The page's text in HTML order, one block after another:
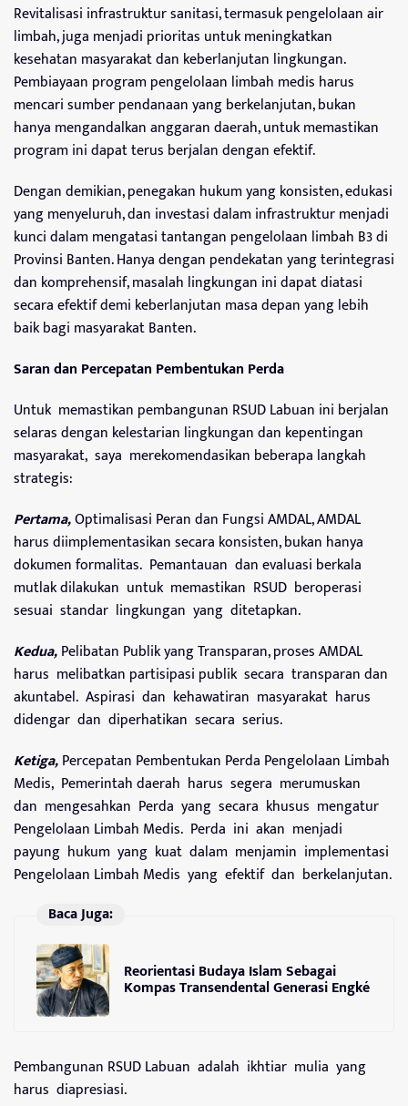
Revitalisasi infrastruktur sanitasi, termasuk pengelolaan air
limbah, juga menjadi prioritas untuk meningkatkan
kesehatan masyarakat dan keberlanjutan lingkungan.
Pembiayaan program pengelolaan limbah medis harus
mencari sumber pendanaan yang berkelanjutan, bukan
hanya mengandalkan anggaran daerah, untuk memastikan
program ini dapat terus berjalan dengan efektif.
Dengan demikian, penegakan hukum yang konsisten, edukasi
yang menyeluruh, dan investasi dalam infrastruktur menjadi
kunci dalam mengatasi tantangan pengelolaan limbah B3 di
Provinsi Banten. Hanya dengan pendekatan yang terintegrasi
dan komprehensif, masalah lingkungan ini dapat diatasi
secara efektif demi keberlanjutan masa depan yang lebih
baik bagi masyarakat Banten.
Saran dan Percepatan Pembentukan Perda
Untuk memastikan pembangunan RSUD Labuan ini berjalan
selaras dengan kelestarian lingkungan dan kepentingan
masyarakat, saya merekomendasikan beberapa langkah
strategis:
Pertama,Optimalisasi Peran dan Fungsi AMDAL, AMDAL
harus diimplementasikan secara konsisten, bukan hanya
dokumen formalitas. Pemantauan dan evaluasi berkala
mutlak dilakukan untuk memastikan RSUD beroperasi
sesuai standar lingkungan yang ditetapkan.
Kedua,Pelibatan Publik yang Transparan, proses AMDAL
harus melibatkan partisipasi publik secara transparan dan
akuntabel. Aspirasi dan kehawatiran masyarakat harus
didengar dan diperhatikan secara serius.
Ketiga,Percepatan Pembentukan Perda Pengelolaan Limbah
Medis, Pemerintah daerah harus segera merumuskan
dan mengesahkan Perda yang secara khusus mengatur
Pengelolaan Limbah Medis. Perda ini akan menjadi
payung hukum yang kuat dalam menjamin implementasi
Pengelolaan Limbah Medis yang efektif dan berkelanjutan.
Baca Juga:
Reorientasi Budaya Islam Sebagai
Kompas Transendental Generasi Engké
Pembangunan RSUD Labuan adalah ikhtiar mulia yang
harus diapresiasi.